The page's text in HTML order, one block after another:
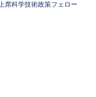
席科学技術政策フェロー